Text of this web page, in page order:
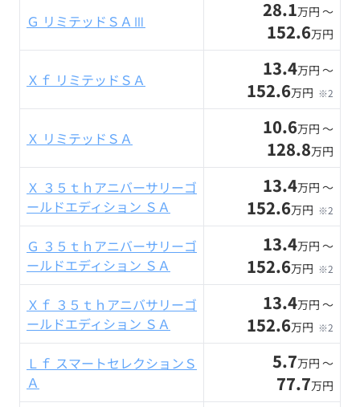
Ｇ リミテッドＳＡⅢ 28.1万円 〜
152.6万円
Ｘｆ リミテッドＳＡ 13.4万円 〜
152.6万円 ※2
Ｘ リミテッドＳＡ 10.6万円 〜
128.8万円
Ｘ ３５ｔｈアニバーサリーゴ
ールドエディション ＳＡ
13.4万円 〜
152.6万円 ※2
Ｇ ３５ｔｈアニバーサリーゴ
ールドエディション ＳＡ
13.4万円 〜
152.6万円 ※2
Ｘｆ ３５ｔｈアニバサリーゴ
ールドエディション ＳＡ
13.4万円 〜
152.6万円 ※2
Ｌｆ スマートセレクションＳ
Ａ
5.7万円 〜
77.7万円